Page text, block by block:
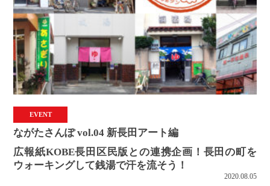
EVENT
ながたさんぽ vol.04 新長田アート編
広報紙KOBE長田区民版との連携企画！長田の町を
ウォーキングして銭湯で汗を流そう！
2020.08.05